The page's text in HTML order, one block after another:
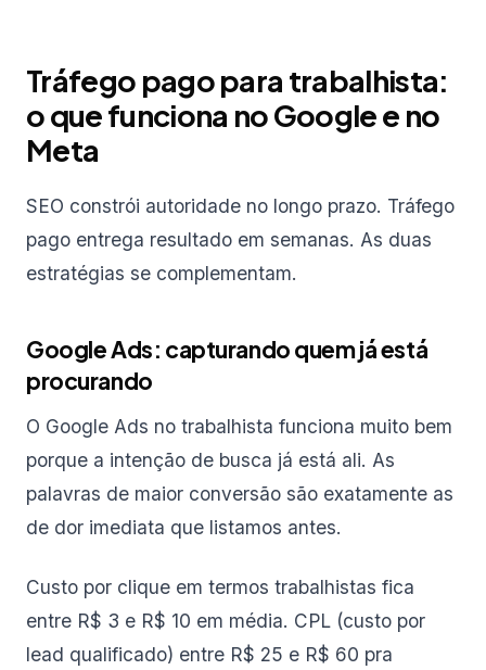
Tráfego pago para trabalhista:
o que funciona no Google e no
Meta
SEO constrói autoridade no longo prazo. Tráfego
pago entrega resultado em semanas. As duas
estratégias se complementam.
Google Ads: capturando quem já está
procurando
O Google Ads no trabalhista funciona muito bem
porque a intenção de busca já está ali. As
palavras de maior conversão são exatamente as
de dor imediata que listamos antes.
Custo por clique em termos trabalhistas fica
entre R$ 3 e R$ 10 em média. CPL (custo por
lead qualificado) entre R$ 25 e R$ 60 pra